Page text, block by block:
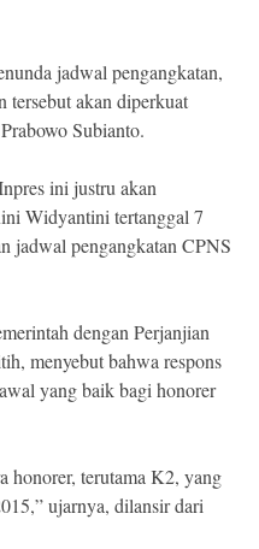
jadwal pengangkatan,
tersebut akan diperkuat
Subianto.
ini justru akan
Widyantini tertanggal 7
jadwal pengangkatan CPNS
dengan Perjanjian
menyebut bahwa respons
yang baik bagi honorer
honorer, terutama K2, yang
ujarnya, dilansir dari